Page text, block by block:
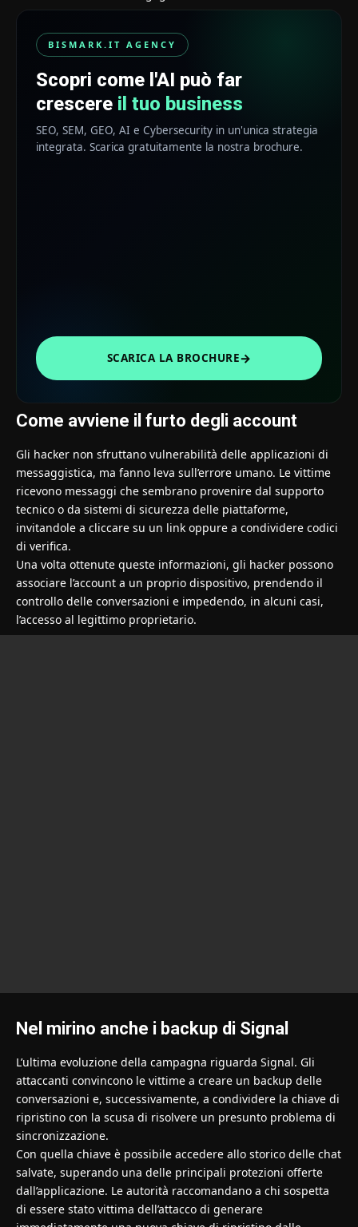
BISMARK.IT AGENCY
Scopri come l'AI può far
crescere il tuo business
SEO, SEM, GEO, AI e Cybersecurity in un'unica strategia
integrata. Scarica gratuitamente la nostra brochure.
SCARICA LA BROCHURE→
Come avviene il furto degli account
Gli hacker non sfruttano vulnerabilità delle applicazioni di
messaggistica, ma fanno leva sull’errore umano. Le vittime
ricevono messaggi che sembrano provenire dal supporto
tecnico o da sistemi di sicurezza delle piattaforme,
invitandole a cliccare su un link oppure a condividere codici
di verifica.
Una volta ottenute queste informazioni, gli hacker possono
associare l’account a un proprio dispositivo, prendendo il
controllo delle conversazioni e impedendo, in alcuni casi,
l’accesso al legittimo proprietario.
Nel mirino anche i backup di Signal
L’ultima evoluzione della campagna riguarda Signal. Gli
attaccanti convincono le vittime a creare un backup delle
conversazioni e, successivamente, a condividere la chiave di
ripristino con la scusa di risolvere un presunto problema di
sincronizzazione.
Con quella chiave è possibile accedere allo storico delle chat
salvate, superando una delle principali protezioni offerte
dall’applicazione. Le autorità raccomandano a chi sospetta
di essere stato vittima dell’attacco di generare